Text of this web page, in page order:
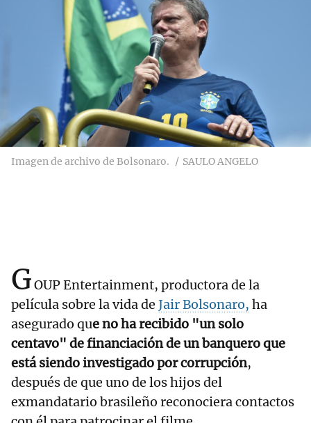
Imagen de archivo de Bolsonaro. SAULO ANGELO
GOUP Entertainment, productora de la
película sobre la vida de Jair Bolsonaro, ha
asegurado que no ha recibido "un solo
centavo" de financiación de un banquero que
está siendo investigado por corrupción,
después de que uno de los hijos del
exmandatario brasileño reconociera contactos